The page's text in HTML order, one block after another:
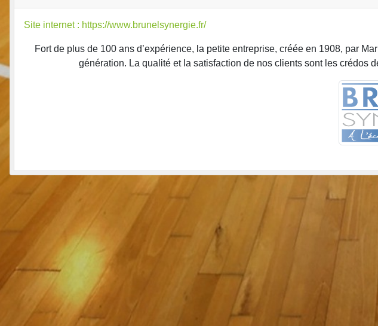
Site internet : https://www.brunelsynergie.fr/
Fort de plus de 100 ans d’expérience, la petite entreprise, créée en 1908, par
génération. La qualité et la satisfaction de nos clients sont les crédos